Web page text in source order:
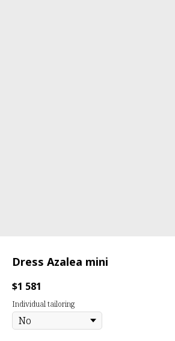
Dress Azalea mini
$1 581
Individual tailoring